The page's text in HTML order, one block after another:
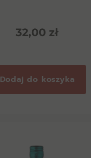
32,00 zł
Dodaj do koszyka